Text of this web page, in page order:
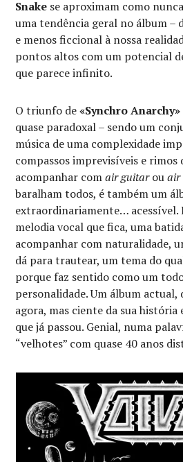
Snake se aproximam como
uma tendência geral no álbum –
e menos ficcional à nossa
pontos altos com um potencial
que parece infinito.
O triunfo de«Synchro Anarchy»
quase paradoxal – sendo um
música de uma complexidade
compassos imprevisíveis e rimos
acompanhar comair guitarouair
baralham todos, é também um
extraordinariamente… acessível.
melodia vocal que fica, uma
acompanhar com naturalidade,
dá para trautear, um tema do
porque faz sentido como um
personalidade. Um álbum actual,
agora, mas ciente da sua
que já passou. Genial, numa
“velhotes” com quase 40 anos